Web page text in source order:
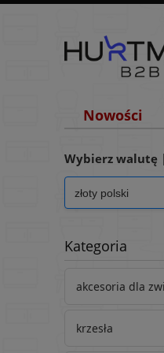
Nowości
Wybierz walutę
Kategoria
akcesoria dla
krzesła